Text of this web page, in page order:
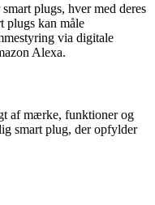
plugs, hver med deres
plugs kan måle
via digitale
Alexa.
af mærke, funktioner og
smart plug, der opfylder